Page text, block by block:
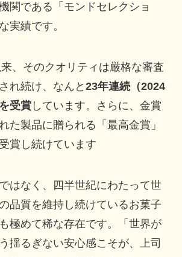
関である「モンドセレクショ
実績です。
、そのクオリティは厳格な審査
れ続け、なんと 23年連続（2024
受賞しています。さらに、金賞
た製品に贈られる「最高金賞」
賞し続けています
はなく、四半世紀にわたって世
品質を維持し続けているお菓子
極めて稀な存在です。「世界が
揺るぎない安心感こそが、上司